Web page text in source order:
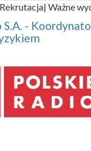
Rekrutacja| Ważne
-